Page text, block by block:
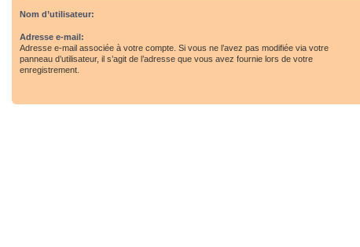
Nom d’utilisateur:
Adresse e-mail:
Adresse e-mail associée à votre compte. Si vous ne l’avez pas modifiée via votre
panneau d’utilisateur, il s’agit de l’adresse que vous avez fournie lors de votre
enregistrement.